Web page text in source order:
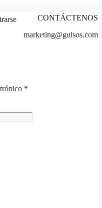
CONTÁCTENOS
marketing@guisos.com
*